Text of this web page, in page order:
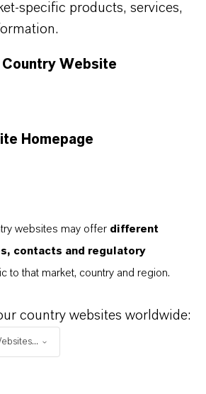
mit
specific products, services,
Country Website
Homepage
websites may offer different
contacts and regulatory
to that market, country and region.
country websites worldwide: